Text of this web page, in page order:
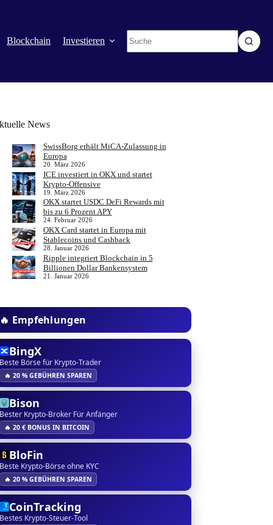
Blockchain Investieren Mehr
Ergebnisse
News
SwissBorg erhält MiCA-Zulassung in
Europa
20. März 2026
ICE investiert in OKX und startet
Krypto-Offensive
19. März 2026
OKX startet USDC DeFi Rewards mit
bis zu 6 Prozent APY
24. Februar 2026
OKX Card startet in Europa mit
Stablecoins und Cashback
28. Januar 2026
Ripple integriert Blockchain in 5
Billionen Dollar Bankensystem
21. Januar 2026
🔥 Empfehlungen
BingX
Beste Börse für Krypto-Trader
🔥 20 % GEBÜHREN SPAREN
Bison
Bester Krypto-Broker Für Anfänger
🔥 20 € BONUS IN BITCOIN
BloFin
Beste Krypto-Börse ohne KYC
🔥 20 % GEBÜHREN SPAREN
CoinTracking
Bestes Krypto-Steuer-Tool